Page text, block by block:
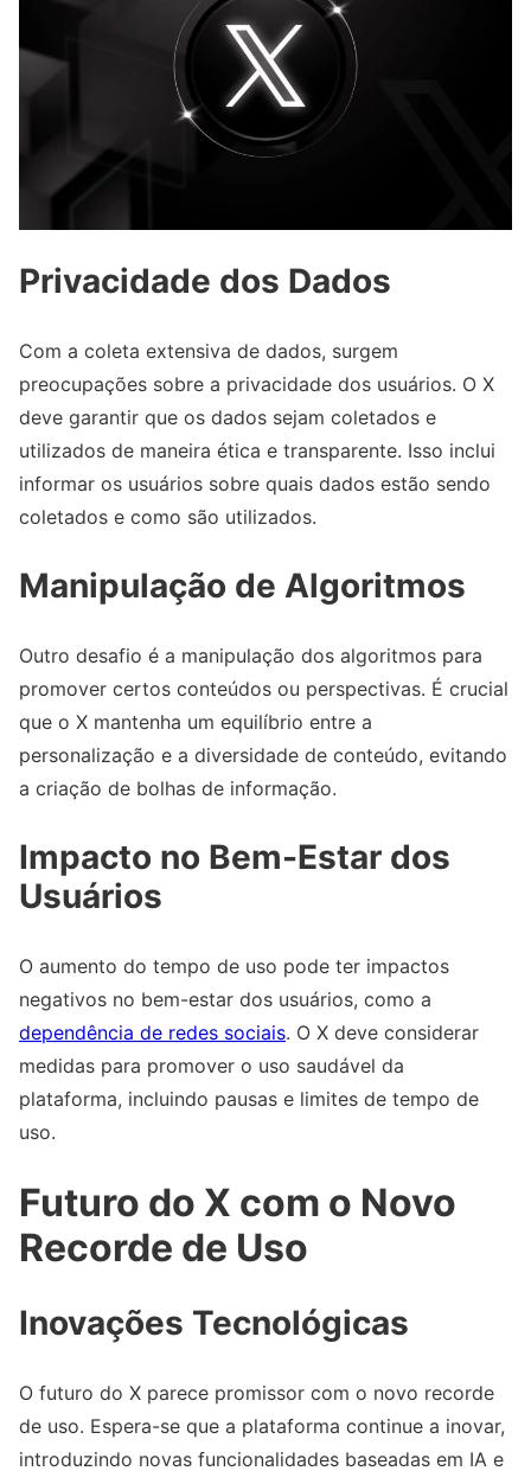
Privacidade dos Dados
Com a coleta extensiva de dados, surgem
preocupações sobre a privacidade dos usuários. O X
deve garantir que os dados sejam coletados e
utilizados de maneira ética e transparente. Isso inclui
informar os usuários sobre quais dados estão sendo
coletados e como são utilizados.
Manipulação de Algoritmos
Outro desafio é a manipulação dos algoritmos para
promover certos conteúdos ou perspectivas. É crucial
que o X mantenha um equilíbrio entre a
personalização e a diversidade de conteúdo, evitando
a criação de bolhas de informação.
Impacto no Bem-Estar dos
Usuários
O aumento do tempo de uso pode ter impactos
negativos no bem-estar dos usuários, como a
dependência de redes sociais. O X deve considerar
medidas para promover o uso saudável da
plataforma, incluindo pausas e limites de tempo de
uso.
Futuro do X com o Novo
Recorde de Uso
Inovações Tecnológicas
O futuro do X parece promissor com o novo recorde
de uso. Espera-se que a plataforma continue a inovar,
introduzindo novas funcionalidades baseadas em IA e